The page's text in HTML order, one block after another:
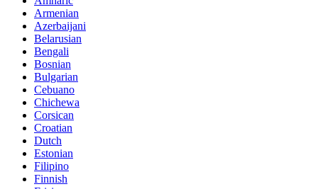
Armenian
Azerbaijani
Belarusian
Bengali
Bosnian
Bulgarian
Cebuano
Chichewa
Corsican
Croatian
Dutch
Estonian
Filipino
Finnish